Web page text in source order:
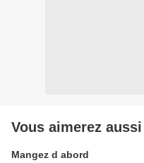
Vous aimerez aussi
Mangez d abord